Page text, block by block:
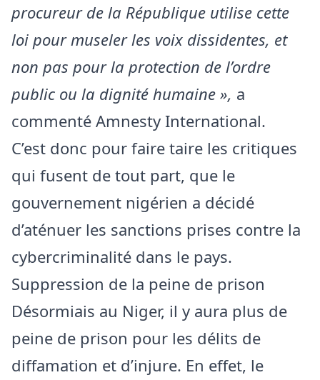
procureur de la République utilise cette
loi pour museler les voix dissidentes, et
non pas pour la protection de l’ordre
public ou la dignité humaine », a
commenté Amnesty International.
C’est donc pour faire taire les critiques
qui fusent de tout part, que le
gouvernement nigérien a décidé
d’aténuer les sanctions prises contre la
cybercriminalité dans le pays.
Suppression de la peine de prison
Désormiais au Niger, il y aura plus de
peine de prison pour les délits de
diffamation et d’injure. En effet, le